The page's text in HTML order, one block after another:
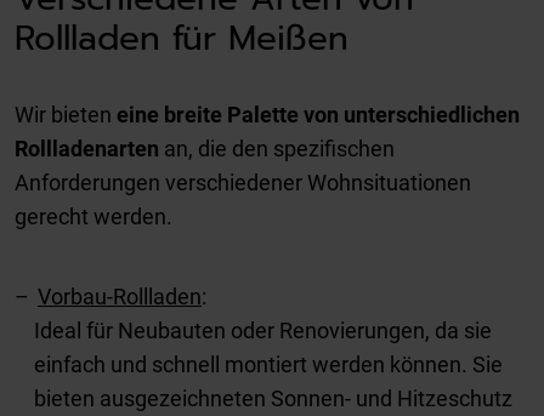
Rollladen für Meißen
Wir bieten eine breite Palette von unterschiedlichen
Rollladenarten an, die den spezifischen
Anforderungen verschiedener Wohnsituationen
gerecht werden.
Vorbau-Rollladen:
Ideal für Neubauten oder Renovierungen, da sie
einfach und schnell montiert werden können. Sie
bieten ausgezeichneten Sonnen- und Hitzeschutz